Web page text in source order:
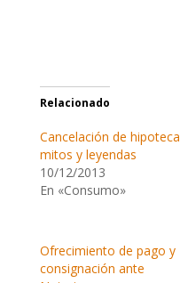
Relacionado
Cancelación de hipoteca
mitos y leyendas
10/12/2013
En «Consumo»
Ofrecimiento de pago y
consignación ante